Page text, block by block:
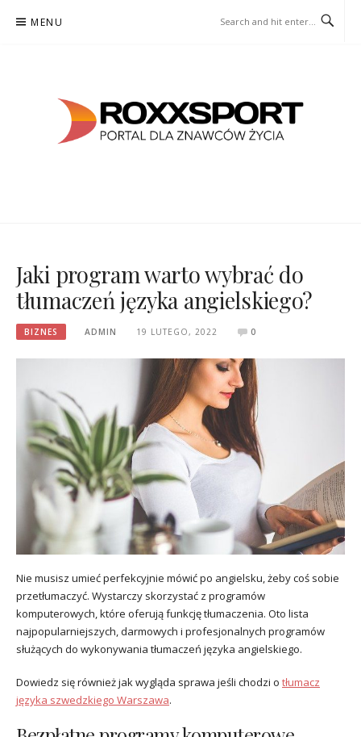
MENU
Jaki program warto wybrać do
tłumaczeń języka angielskiego?
BIZNES ADMIN 19 LUTEGO, 2022 0
Nie musisz umieć perfekcyjnie mówić po angielsku, żeby coś sobie
przetłumaczyć. Wystarczy skorzystać z programów
komputerowych, które oferują funkcję tłumaczenia. Oto lista
najpopularniejszych, darmowych i profesjonalnych programów
służących do wykonywania tłumaczeń języka angielskiego.
Dowiedz się również jak wygląda sprawa jeśli chodzi o tłumacz
języka szwedzkiego Warszawa.